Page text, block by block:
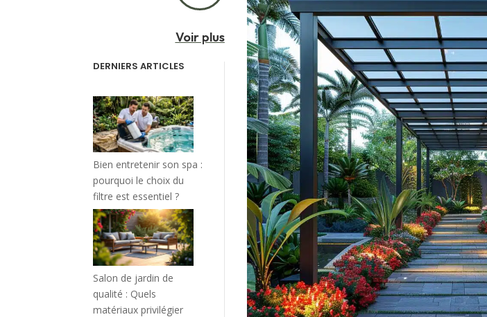
Voir plus
DERNIERS ARTICLES
Bien entretenir son spa :
pourquoi le choix du
filtre est essentiel ?
Salon de jardin de
qualité : Quels
matériaux privilégier